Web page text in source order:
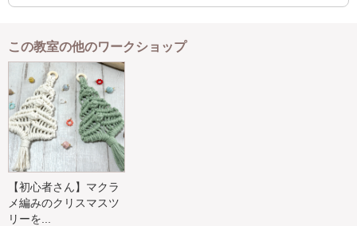
この教室の他のワークショップ
【初心者さん】マクラ
メ編みのクリスマスツ
リーを...